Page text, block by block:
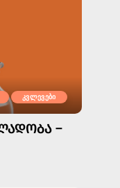
კვლევები
–